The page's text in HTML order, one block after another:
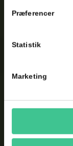
Præferencer
Statistik
Marketing